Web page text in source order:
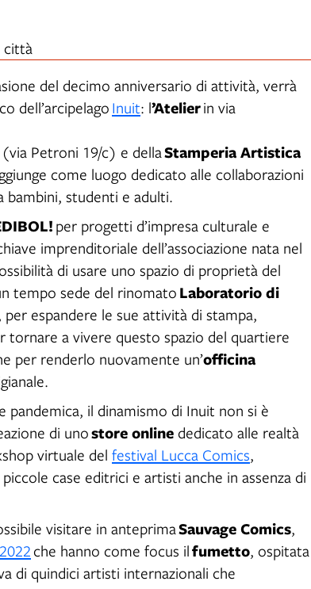
città
del decimo anniversario di attività, verrà
dell’arcipelago Inuit: l’Atelierin via
(via Petroni 19/c) e dellaStamperia Artistica
come luogo dedicato alle collaborazioni
studenti e adulti.
per progetti d’impresa culturale e
imprenditoriale dell’associazione nata nel
di usare uno spazio di proprietà del
tempo sede del rinomato Laboratorio di
per espandere le sue attività di stampa,
tornare a vivere questo spazio del quartiere
per renderlo nuovamente un’officina
il dinamismo di Inuit non si è
di unostore online dedicato alle realtà
virtuale del festival Lucca Comics,
case editrici e artisti anche in assenza di
visitare in anteprimaSauvage Comics,
che hanno come focus ilfumetto, ospitata
di quindici artisti internazionali che